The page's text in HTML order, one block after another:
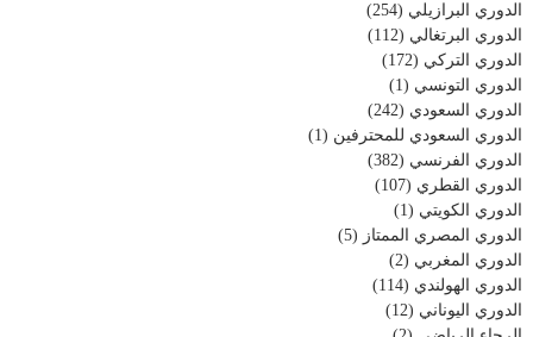
الدوري البرازيلي (254)
الدوري البرتغالي (112)
الدوري التركي (172)
الدوري التونسي (1)
الدوري السعودي (242)
الدوري السعودي للمحترفين (1)
الدوري الفرنسي (382)
الدوري القطري (107)
الدوري الكويتي (1)
الدوري المصري الممتاز (5)
الدوري المغربي (2)
الدوري الهولندي (114)
الدوري اليوناني (12)